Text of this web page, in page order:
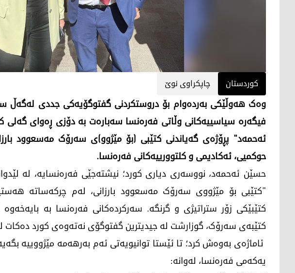
کوردستان چاپکراوی نوێ
وەک هەوڵێکی بەردەوام بۆ دروستکردنی گفتوگۆیەکی جددی لەگەڵ
فیگەرە سیاسییەکانی وڵاتی فەرەنسا سەبارەت بە دۆزی ڕەوای گەلی
ئەحمەد" پڕۆژەی گەیاندنی کتێبی (بۆ مێژوو)ی سەرۆک مەسعوود
حوکمیی، ئەکادیمی و کلتوورییەکانی فەرەنسا.
"کتێبی بۆ مێژووی سەرۆک مەسعوود بارزانی، لەم چرکەساتە
کتێبێکی زۆر ستراتیژی و گرنگە. سەرکردەکانی فەرەنسا بە
کتێبەی سەرۆک، گوزارشت لە جیدیترین گفتوگۆی نەتەوەی کورد
ئاماژەی بەوەش کرد؛ تا ئێستا توانیویەتی ئەم بەرهەمە مێژووییە
یەکەمی فەرەنسا، لەوانە: